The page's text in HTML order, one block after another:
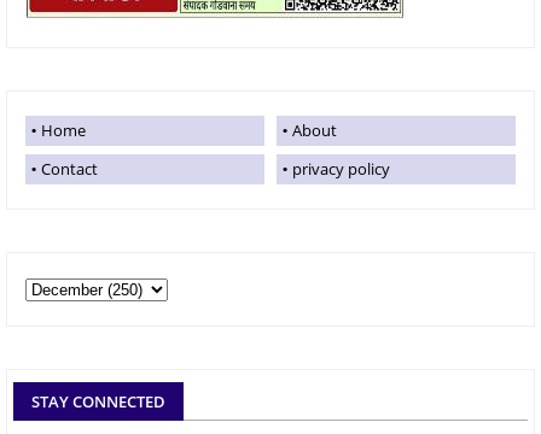
Home
About
Contact
privacy policy
STAY CONNECTED